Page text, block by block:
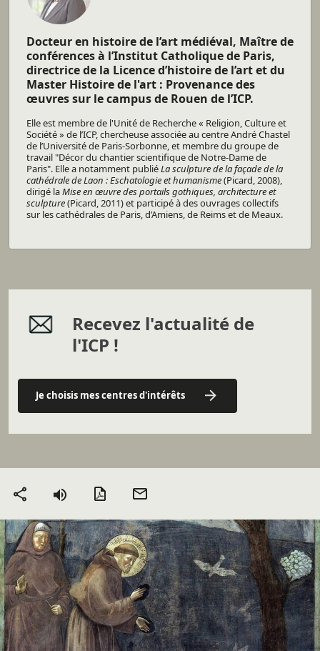
Docteur en histoire de l’art médiéval, Maître de
conférences à l’Institut Catholique de Paris,
directrice de la Licence d’histoire de l’art et du
Master Histoire de l'art : Provenance des
œuvres sur le campus de Rouen de l’ICP.
Elle est membre de l'Unité de Recherche « Religion, Culture et
Société » de l’ICP, chercheuse associée au centre André Chastel
de l’Université de Paris-Sorbonne, et membre du groupe de
travail "Décor du chantier scientifique de Notre-Dame de
Paris". Elle a notamment publiéLa sculpture de la façade de la
cathédrale de Laon : Eschatologie et humanisme(Picard, 2008),
dirigé laMise en œuvre des portails gothiques, architecture et
sculpture(Picard, 2011) et participé à des ouvrages collectifs
sur les cathédrales de Paris, d’Amiens, de Reims et de Meaux.
Recevez l'actualité de
l'ICP !
Je choisis mes centres d'intérêts
Partager Version PDF